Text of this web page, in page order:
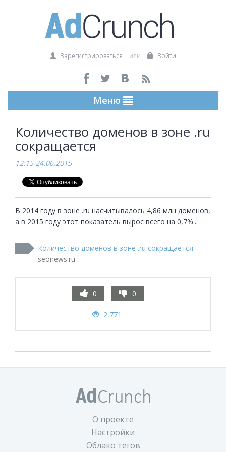
Зарегистрироваться или Войти
Меню
Количество доменов в зоне .ru
сокращается
12:15 24.06.2015
В 2014 году в зоне .ru насчитывалось 4,86 млн доменов,
а в 2015 году этот показатель вырос всего на 0,7%...
Количество доменов в зоне .ru сокращается
seonews.ru
0 0
2,771
О проекте
Настройки
Облако тегов